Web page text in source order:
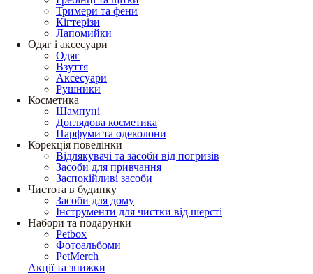
Тримери та фени
Кігтерізи
Лапомийки
Одяг і аксесуари
Одяг
Взуття
Аксесуари
Рушники
Косметика
Шампуні
Доглядова косметика
Парфуми та одеколони
Корекція поведінки
Відлякувачі та засоби від погризів
Засоби для привчання
Заспокійливі засоби
Чистота в будинку
Засоби для дому
Інструменти для чистки від шерсті
Набори та подарунки
Petbox
Фотоальбоми
PetMerch
Акції та знижки